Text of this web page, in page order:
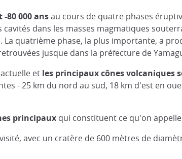
-80 000 ansau cours de quatre phases
dans les masses magmatiques
quatrième phase, la plus importante, a
jusque dans la préfecture de
et les principaux cônes volcaniques
- 25 km du nord au sud, 18 km d'est en
principaux qui constituent ce qu'on
avec un cratère de 600 mètres de